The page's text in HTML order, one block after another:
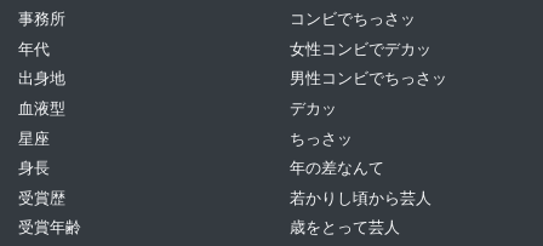
事務所
年代
出身地
血液型
星座
身長
受賞歴
受賞年齢
コンビでちっさッ
女性コンビでデカッ
男性コンビでちっさッ
デカッ
ちっさッ
年の差なんて
若かりし頃から芸人
歳をとって芸人